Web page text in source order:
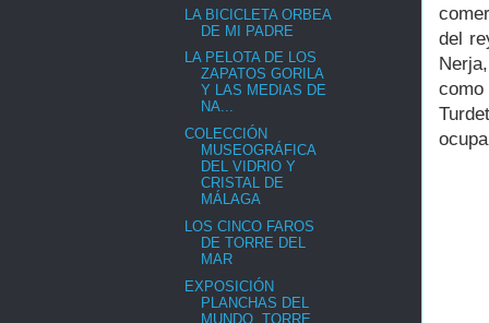
del
LA BICICLETA ORBEA
DE MI PADRE
LA PELOTA DE LOS
ZAPATOS GORILA
Y LAS MEDIAS DE
NA...
COLECCIÓN
MUSEOGRÁFICA
DEL VIDRIO Y
CRISTAL DE
MÁLAGA
LOS CINCO FAROS
DE TORRE DEL
MAR
EXPOSICIÓN
PLANCHAS DEL
MUNDO, TORRE